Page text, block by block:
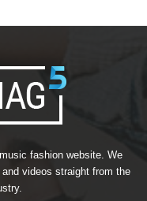
fashion website. We
videos straight from the